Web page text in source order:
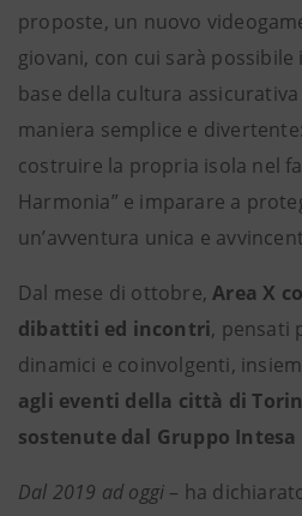
proposte, un nuovo
giovani, con cui sarà
base della cultura
maniera semplice e
costruire la propria isola nel
Harmonia” e imparare a
un’avventura unica e
Dal mese di ottobre,Area X
dibattiti ed incontri, pensati
dinamici e coinvolgenti,
agli eventi della città di
sostenute dal Gruppo Intesa
Dal 2019 ad oggi – ha